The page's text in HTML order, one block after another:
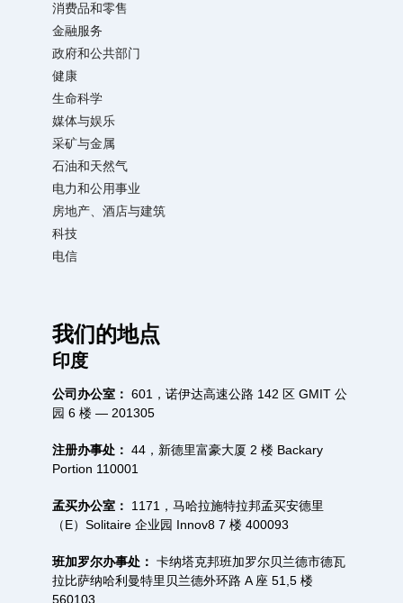
消费品和零售
金融服务
政府和公共部门
健康
生命科学
媒体与娱乐
采矿与金属
石油和天然气
电力和公用事业
房地产、酒店与建筑
科技
电信
我们的地点
印度
公司办公室：601，诺伊达高速公路 142 区 GMIT 公
园 6 楼 — 201305
注册办事处： 44，新德里富豪大厦 2 楼 Backary
Portion 110001
孟买办公室：
1171，马哈拉施特拉邦孟买安德里
（E）Solitaire 企业园 Innov8 7 楼 400093
班加罗尔办事处： 卡纳塔克邦班加罗尔贝兰德市德瓦
拉比萨纳哈利曼特里贝兰德外环路 A 座 51,5 楼
560103